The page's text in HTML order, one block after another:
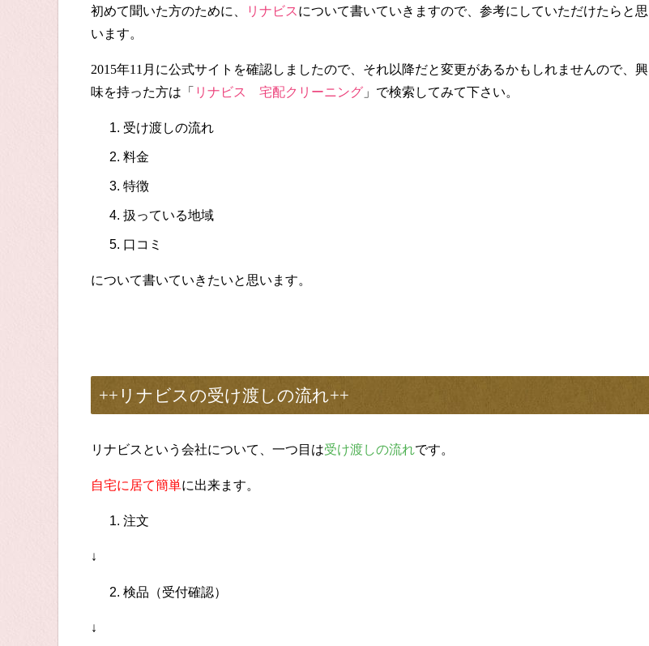
初めて聞いた方のために、 リナビス について書いていきますので、参考にしていただけたらと思
います。
2015年11 月に公式サイトを確認しましたので、それ以降だと変更があるかもしれませんので、興
味を持った方は「 リナビス 宅配クリーニング 」で検索してみて下さい。
受け渡しの流れ
料金
特徴
扱っている地域
口コミ
について書いていきたいと思います。
++リナビスの受け渡しの流れ++
リナビスという会社について、一つ目は受け渡しの流れです。
自宅に居て簡単に出来ます。
注文
↓
検品（受付確認）
↓